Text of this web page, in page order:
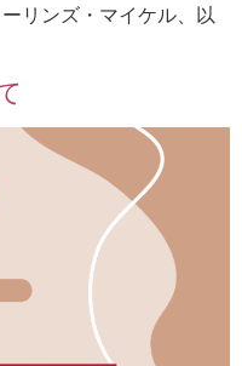
リンズ・マイケル、以